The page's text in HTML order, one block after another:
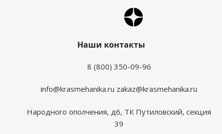
Наши контакты
8 (800) 350-09-96
info@krasmehanika.ru zakaz@krasmehanika.ru
Народного ополчения, д6, ТК Путиловский, секция
39